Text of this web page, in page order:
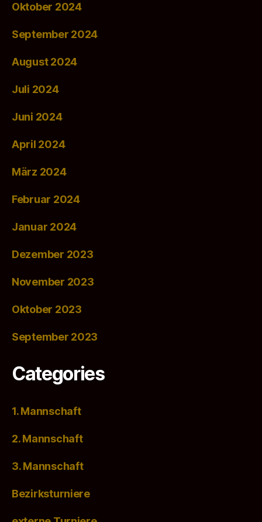
Oktober 2024
September 2024
August 2024
Juli 2024
Juni 2024
April 2024
März 2024
Februar 2024
Januar 2024
Dezember 2023
November 2023
Oktober 2023
September 2023
Categories
1. Mannschaft
2. Mannschaft
3. Mannschaft
Bezirksturniere